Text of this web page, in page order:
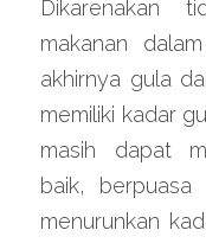
Dikarenakan
makanan
akhirnya gula
memiliki kadar
masih dapat
baik,
menurunkan